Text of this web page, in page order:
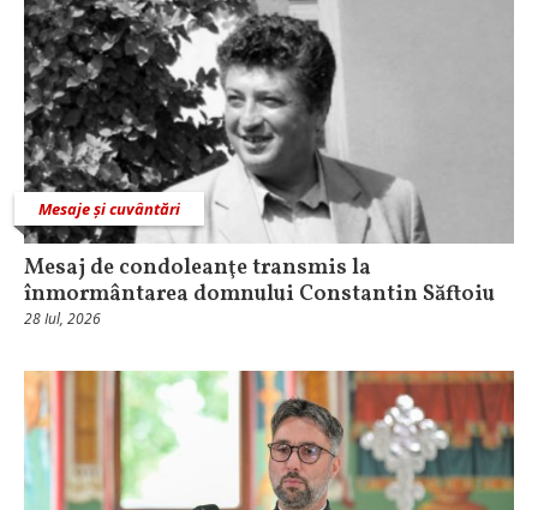
Mesaje și cuvântări
Mesaj de condoleanţe transmis la
înmormântarea domnului Constantin Săftoiu
28 Iul, 2026